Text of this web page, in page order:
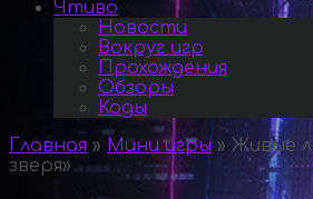
Чтиво
Новости
Вокруг игр
Прохождения
Обзоры
Коды
Главная » Мини игры » Живые
зверя»